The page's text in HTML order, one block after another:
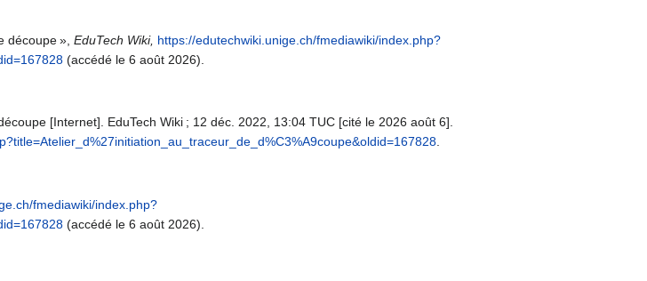
découpe », EduTech Wiki, https://edutechwiki.unige.ch/fmediawiki/index.php?
(accédé le 6 août 2026).
[Internet]. EduTech Wiki ; 12 déc. 2022, 13:04 TUC [cité le 2026 août 6].
fmediawiki/index.php?
(accédé le 6 août 2026).